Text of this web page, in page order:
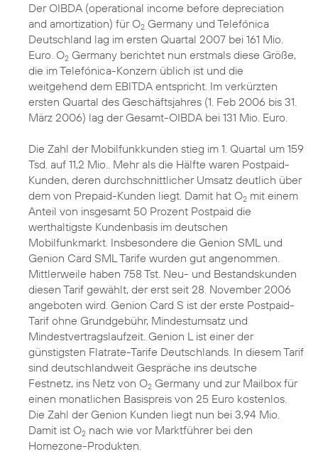
Der OIBDA (operational income before depreciation
and amortization) für O2 Germany und Telefónica
Deutschland lag im ersten Quartal 2007 bei 161 Mio.
Euro. O2 Germany berichtet nun erstmals diese Größe,
die im Telefónica-Konzern üblich ist und die
weitgehend dem EBITDA entspricht. Im verkürzten
ersten Quartal des Geschäftsjahres (1. Feb 2006 bis 31.
März 2006) lag der Gesamt-OIBDA bei 131 Mio. Euro.
Die Zahl der Mobilfunkkunden stieg im 1. Quartal um 159
Tsd. auf 11,2 Mio.. Mehr als die Hälfte waren Postpaid-
Kunden, deren durchschnittlicher Umsatz deutlich über
dem von Prepaid-Kunden liegt. Damit hat O2 mit einem
Anteil von insgesamt 50 Prozent Postpaid die
werthaltigste Kundenbasis im deutschen
Mobilfunkmarkt. Insbesondere die Genion SML und
Genion Card SML Tarife wurden gut angenommen.
Mittlerweile haben 758 Tst. Neu- und Bestandskunden
diesen Tarif gewählt, der erst seit 28. November 2006
angeboten wird. Genion Card S ist der erste Postpaid-
Tarif ohne Grundgebühr, Mindestumsatz und
Mindestvertragslaufzeit. Genion L ist einer der
günstigsten Flatrate-Tarife Deutschlands. In diesem Tarif
sind deutschlandweit Gespräche ins deutsche
Festnetz, ins Netz von O2 Germany und zur Mailbox für
einen monatlichen Basispreis von 25 Euro kostenlos.
Die Zahl der Genion Kunden liegt nun bei 3,94 Mio.
Damit ist O2 nach wie vor Marktführer bei den
Homezone-Produkten.